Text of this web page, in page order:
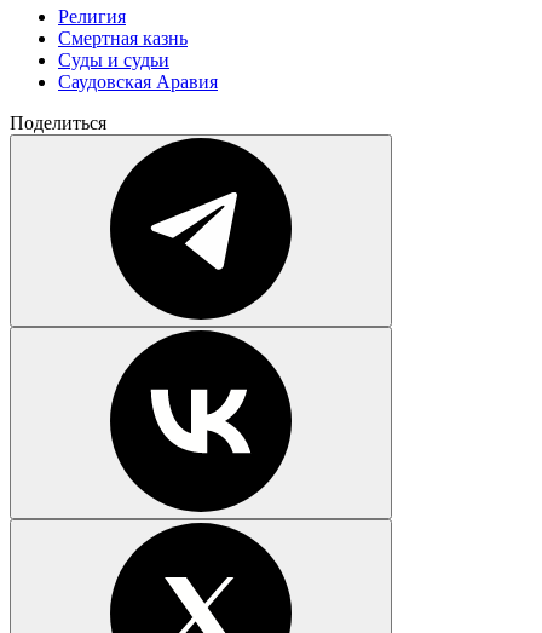
Религия
Смертная казнь
Суды и судьи
Саудовская Аравия
Поделиться